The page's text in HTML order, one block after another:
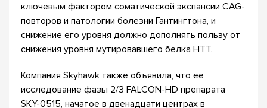
ключевым фактором соматической экспансии CAG-
повторов и патологии болезни Гантингтона, и
снижение его уровня должно дополнять пользу от
снижения уровня мутировавшего белка HTT.
Компания Skyhawk также объявила, что ее
исследование фазы 2/3 FALCON-HD препарата
SKY-0515, начатое в двенадцати центрах в